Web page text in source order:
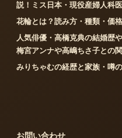
説！ミス日本・現役産婦人科
花輪とは？読み方・種類・価
人気俳優・高橋克典の結婚歴
梅宮アンナや高嶋ちさ子との
みりちゃむの経歴と家族・噂
お問い合わせ